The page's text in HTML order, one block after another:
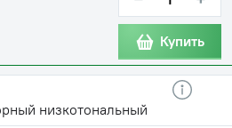
Купить
низкотональный